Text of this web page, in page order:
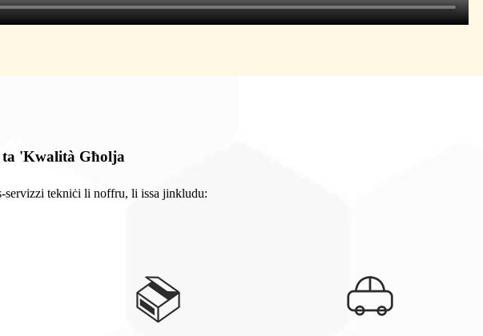
'Kwalità Għolja
servizzi tekniċi li noffru, li issa jinkludu: